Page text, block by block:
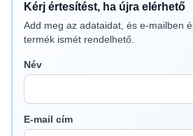
Kérj értesítést, ha újra elérhető
Add meg az adataidat, és e-mailben
termék ismét rendelhető.
Név
E-mail cím